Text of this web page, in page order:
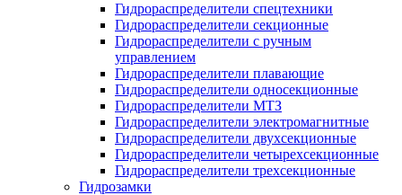
Гидрораспределители спецтехники
Гидрораспределители секционные
Гидрораспределители с ручным
управлением
Гидрораспределители плавающие
Гидрораспределители односекционные
Гидрораспределители МТЗ
Гидрораспределители электромагнитные
Гидрораспределители двухсекционные
Гидрораспределители четырехсекционные
Гидрораспределители трехсекционные
Гидрозамки